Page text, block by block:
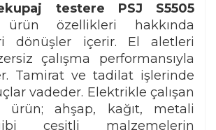
testere PSJ S5505
özellikleri hakkında
dönüşler içerir. El aletleri
çalışma performansıyla
Tamirat ve tadilat işlerinde
vadeder. Elektrikle çalışan
ürün; ahşap, kağıt, metali
çeşitli malzemelerin